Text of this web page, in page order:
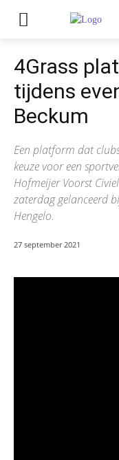
4Grass
tijdens
Beckum
Een platform dat
keuze voor een
Hofmeijer Voorst
zaterdag gelanceerd
Hengelo.
27 september 2021